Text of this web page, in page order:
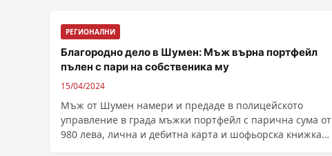
РЕГИОНАЛНИ
Благородно дело в Шумен: Мъж върна портфейл
пълен с пари на собственика му
15/04/2024
Мъж от Шумен намери и предаде в полицейското
управление в града мъжки портфейл с парична сума от
980 лева, лична и дебитна карта и шофьорска книжка.